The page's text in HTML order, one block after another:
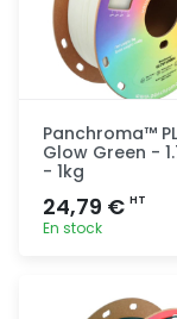
Panchroma™
Glow Green -
- 1kg
24,79 € HT
En stock